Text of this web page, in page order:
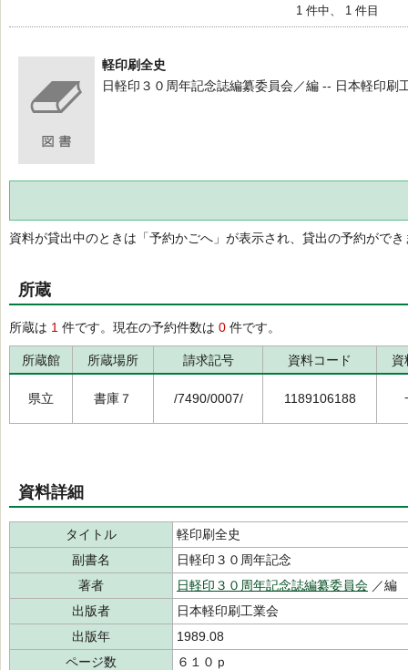
1 件中、 1 件目
軽印刷全史
日軽印３０周年記念誌編纂委員会／編 -- 日本軽印刷
資料が貸出中のときは「予約かごへ」が表示され、貸出の予約ができ
所蔵
所蔵は 1 件です。現在の予約件数は 0 件です。
所蔵館 所蔵場所 請求記号 資料コード 資
県立 書庫７ /7490/0007/ 1189106188
資料詳細
タイトル
軽印刷全史
副書名
日軽印３０周年記念
著者
日軽印３０周年記念誌編纂委員会 ／編
出版者
日本軽印刷工業会
出版年
1989.08
ページ数
６１０ｐ